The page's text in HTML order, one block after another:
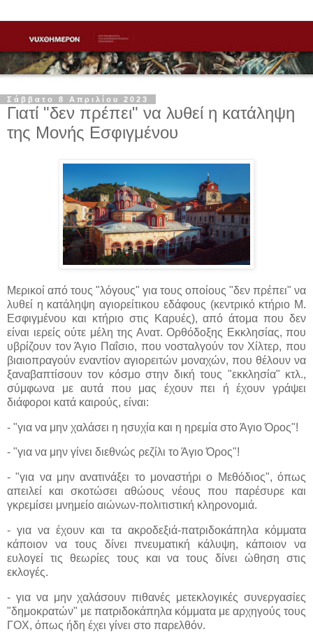
Σάββατο 8 Απριλίου 2023
Γιατί "δεν πρέπει" να λυθεί η κατάληψη
της Μονής Εσφιγμένου
Μερικοί από τους "λόγους" για τους οποίους "δεν πρέπει" να
λυθεί η κατάληψη αγιορείτικου εδάφους (κεντρικό κτήριο Μ.
Εσφιγμένου και κτήριο στις Καρυές), από άτομα που δεν
είναι ιερείς ούτε μέλη της Ανατ. Ορθόδοξης Εκκλησίας, που
υβρίζουν τον Άγιο Παΐσιο, που νοσταλγούν τον Χίλτερ, που
βιαιοπραγούν εναντίον αγιορειτών μοναχών, που θέλουν να
ξαναβαπτίσουν τον κόσμο στην δική τους "εκκλησία" κτλ.,
σύμφωνα με αυτά που μας έχουν πει ή έχουν γράψει
διάφοροι κατά καιρούς, είναι:
- "για να μην χαλάσει η ησυχία και η ηρεμία στο Άγιο Όρος"!
- "για να μην γίνει διεθνώς ρεζίλι το Άγιο Όρος"!
- "για να μην ανατινάξει το μοναστήρι ο Μεθόδιος", όπως
απειλεί και σκοτώσει αθώους νέους που παρέσυρε και
γκρεμίσει μνημείο αιώνων-πολιτιστική κληρονομιά.
- για να έχουν και τα ακροδεξιά-πατριδοκάπηλα κόμματα
κάποιον να τους δίνει πνευματική κάλυψη, κάποιον να
ευλογεί τις θεωρίες τους και να τους δίνει ώθηση στις
εκλογές.
- για να μην χαλάσουν πιθανές μετεκλογικές συνεργασίες
"δημοκρατών" με πατριδοκάπηλα κόμματα με αρχηγούς τους
ΓΟΧ, όπως ήδη έχει γίνει στο παρελθόν.